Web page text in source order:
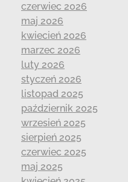
czerwiec 2026
maj 2026
kwiecień 2026
marzec 2026
luty 2026
styczeń 2026
listopad 2025
październik 2025
wrzesień 2025
sierpień 2025
czerwiec 2025
maj 2025